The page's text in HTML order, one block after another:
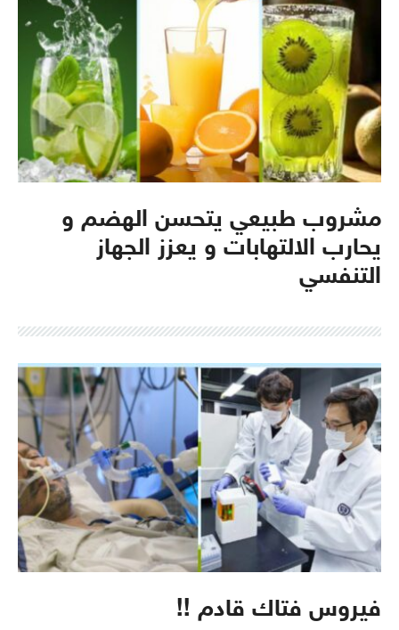
مشروب طبيعي يتحسن الهضم و
يحارب الالتهابات و يعزز الجهاز
التنفسي
فيروس فتاك قادم !!